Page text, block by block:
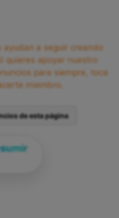
ayudan a seguir creando
quieres apoyar nuestro
para siempre, toca
miembro.
de esta página